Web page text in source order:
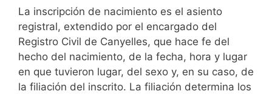
La inscripción de nacimiento es el asiento
registral, extendido por el encargado del
Registro Civil de Canyelles, que hace fe del
hecho del nacimiento, de la fecha, hora y lugar
en que tuvieron lugar, del sexo y, en su caso, de
la filiación del inscrito. La filiación determina los